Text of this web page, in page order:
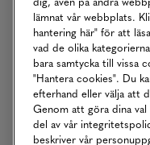
lämnat vår webbplats.
hantering här" för att
vad de olika
bara samtycka till vissa
"Hantera cookies". Du
efterhand eller välja att
Genom att göra dina
del av vår
beskriver vår